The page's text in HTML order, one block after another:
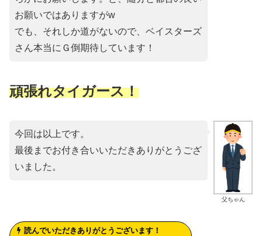
お願いではありますがw
でも、それしか道がないので、ベイスターズ
さん本当にＧ倒期待しています！
頑張れタイガース！
父ちゃん
今回は以上です。
最後までお付き合いいただきありがとうござ
いました。
読んでいただきありがとうございます！